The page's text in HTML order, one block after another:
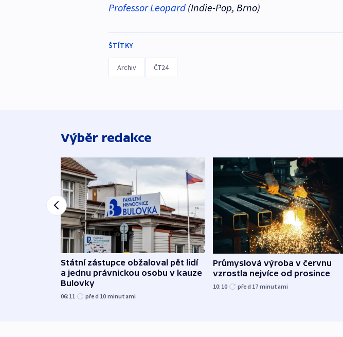
Professor Leopard(Indie-Pop, Brno)
ŠTÍTKY
Archiv ČT24
Výběr redakce
Státní zástupce obžaloval pět lidí
a jednu právnickou osobu v kauze
Bulovky
06:11 před 10 minutami
Průmyslová výroba v červnu
vzrostla nejvíce od prosince
10:10 před 17 minutami